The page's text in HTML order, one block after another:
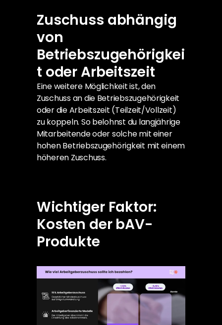
Zuschuss abhängig
von
Betriebszugehörigkei
t oder Arbeitszeit
Eine weitere Möglichkeit ist, den
Zuschuss an die Betriebszugehörigkeit
oder die Arbeitszeit (Teilzeit/Vollzeit)
zu koppeln. So belohnst du langjährige
Mitarbeitende oder solche mit einer
hohen Betriebszugehörigkeit mit einem
höheren Zuschuss.
Wichtiger Faktor:
Kosten der bAV-
Produkte